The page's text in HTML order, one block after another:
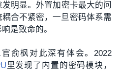
明显。外置加密卡最大的问
合不紧密，一旦密码体系需
是致命的。
俞枫对此深有体会。2022
里发现了内置的密码模块，